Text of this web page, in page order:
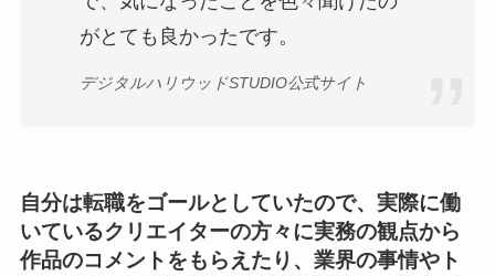
がとても良かったです。
デジタルハリウッドSTUDIO公式サイト
自分は転職をゴールとしていたので、実際に働
いているクリエイターの方々に実務の観点から
作品のコメントをもらえたり、業界の事情やト